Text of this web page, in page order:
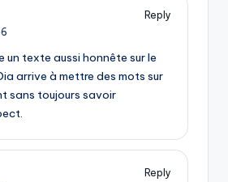
Reply
un texte aussi honnête sur le
arrive à mettre des mots sur
sans toujours savoir
Reply